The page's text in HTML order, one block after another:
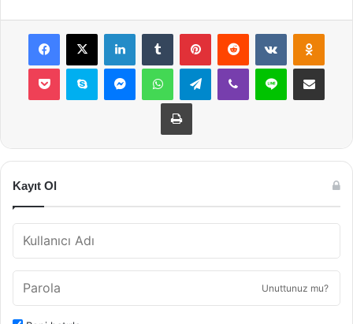
Facebook
X LinkedInTumblr PinterestReddit VKontakte
Pocket Skype MessengerWhatsAppTelegramViber Line E-Posta ile
Yazdır
Kayıt Ol
Unuttunuz mu?